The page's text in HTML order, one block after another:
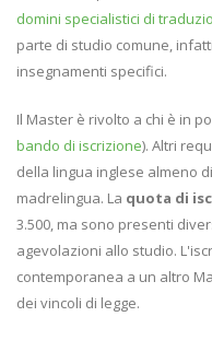
domini specialistici di
parte di studio comune,
insegnamenti specifici.
Il Master è rivolto a chi è in
bando di iscrizione). Altri
della lingua inglese almeno
madrelingua. La quota di
3.500, ma sono presenti
agevolazioni allo studio.
contemporanea a un altro
dei vincoli di legge.